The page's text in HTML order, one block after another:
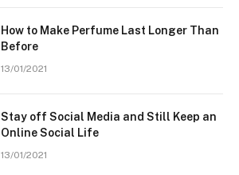
How to Make Perfume Last Longer Than
Before
13/01/2021
Stay off Social Media and Still Keep an
Online Social Life
13/01/2021